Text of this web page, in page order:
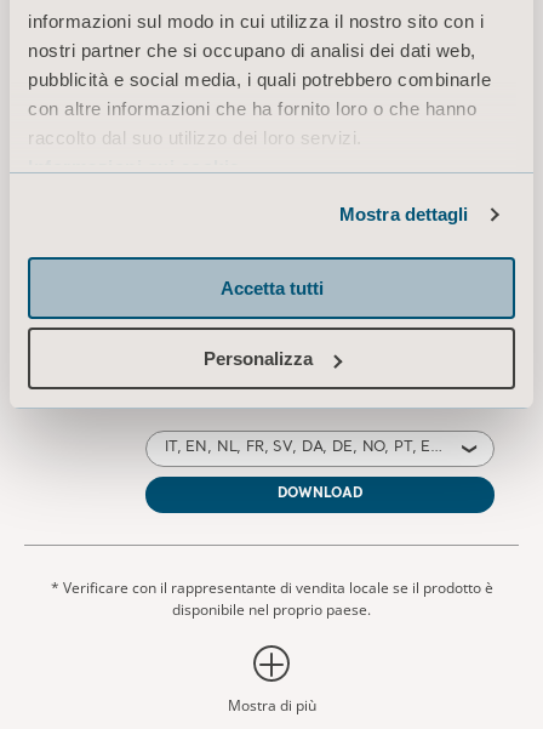
informazioni sul modo in cui utilizza il nostro sito con i
nostri partner che si occupano di analisi dei dati web,
pubblicità e social media, i quali potrebbero combinarle
con altre informazioni che ha fornito loro o che hanno
raccolto dal suo utilizzo dei loro servizi.
Mostra dettagli
Accetta tutti
Personalizza
Portable scale adaptor Instructions
for use
Tipo: Istruzioni per l'uso (IFU)
IT for Italy, Switzerland
DOWNLOAD
Refer to the Instructions for use of
the lifter Leaflet
IT, EN, NL, FR, SV, DA, DE, NO, PT, ES, HE, CS, ZH, TH, KO, ZH, AR, PL, JA, SL, LT, ET, HU, RU, TR, EL, SK, LV, UK for Italy, International, Poland, United States of America, Australia, Belgium, Switzerland, Germany, Denmark, Spain, France, United Kingdom of Great Britain and Northern Ireland, Norway, Sweden, Canada, New Zealand, Netherlands, Portugal, Israel, Brazil, Czech Republic, China, Thailand, Taiwan, Saudi Arabia, Japan, Slovenia, Lithuania, Estonia, United Arab Emirates, South Korea, Hungary, Russia, Turkey, Greece, Slovakia, Latvia, Ukraine, South Africa, Montenegro
DOWNLOAD
* Verificare con il rappresentante di vendita locale se il prodotto è
disponibile nel proprio paese.
Mostra di più